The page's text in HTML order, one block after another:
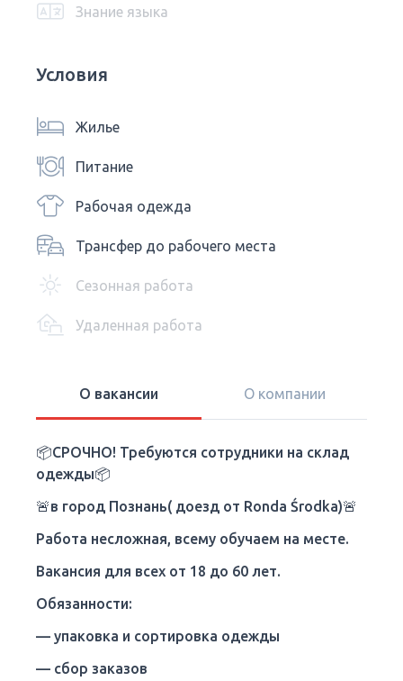
Знание языка
Условия
Жилье
Питание
Рабочая одежда
Трансфер до рабочего места
Сезонная работа
Удаленная работа
О вакансии О компании
📦СРОЧНО! Требуются сотрудники на склад
одежды📦
🚨в город Познань( доезд от Ronda Środka)🚨
Работа несложная, всему обучаем на месте.
Вакансия для всех от 18 до 60 лет.
Обязанности:
— упаковка и сортировка одежды
— сбор заказов